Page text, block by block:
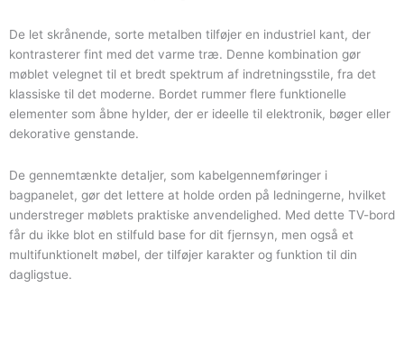
De let skrånende, sorte metalben tilføjer en industriel kant, der
kontrasterer fint med det varme træ. Denne kombination gør
møblet velegnet til et bredt spektrum af indretningsstile, fra det
klassiske til det moderne. Bordet rummer flere funktionelle
elementer som åbne hylder, der er ideelle til elektronik, bøger eller
dekorative genstande.
De gennemtænkte detaljer, som kabelgennemføringer i
bagpanelet, gør det lettere at holde orden på ledningerne, hvilket
understreger møblets praktiske anvendelighed. Med dette TV-bord
får du ikke blot en stilfuld base for dit fjernsyn, men også et
multifunktionelt møbel, der tilføjer karakter og funktion til din
dagligstue.